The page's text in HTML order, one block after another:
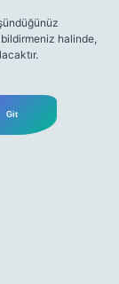
halinde,